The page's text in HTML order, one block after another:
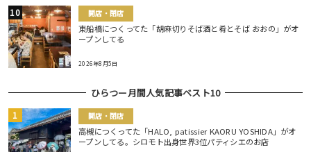
開店・閉店
東船橋につくってた「胡麻切りそば酒と肴とそば おおの」がオ
ープンしてる
2026年8月5日
ひらつー月間人気記事ベスト10
開店・閉店
高槻につくってた「HALO, patissier KAORU YOSHIDA」がオ
ープンしてる。シロモト出身世界3位パティシエのお店